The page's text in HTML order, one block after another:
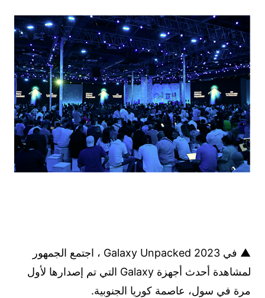
▲ في Galaxy Unpacked 2023 ، اجتمع الجمهور
لمشاهدة أحدث أجهزة Galaxy التي تم إصدارها لأول
مرة في سول، عاصمة كوريا الجنوبية.